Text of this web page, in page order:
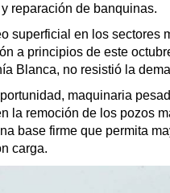
reparación de banquinas.
superficial en los sectores
a principios de este
Blanca, no resistió la
maquinaria
la remoción de los pozos
base firme que permita
carga.